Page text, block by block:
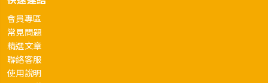
會員專區
常見問題
精選文章
聯絡客服
使用說明